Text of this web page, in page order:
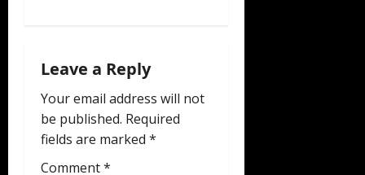
a
t
i
Leave a Reply
Your email address will not
be published. Required
fields are marked *
Comment*